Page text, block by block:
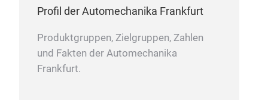
Profil der Automechanika Frankfurt
Produktgruppen, Zielgruppen, Zahlen
und Fakten der Automechanika
Frankfurt.